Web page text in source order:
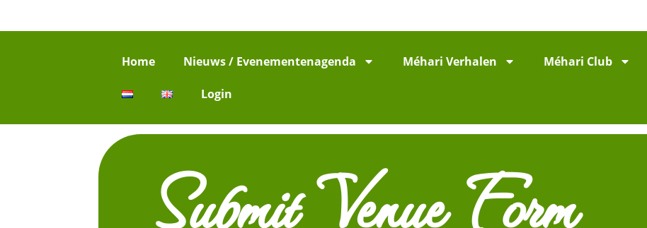
Home Nieuws / Evenementenagenda Méhari Verhalen Méhari Club
Login
Submit Venue Form